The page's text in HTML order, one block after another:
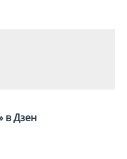
в Дзен